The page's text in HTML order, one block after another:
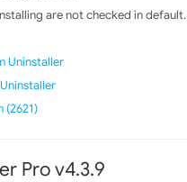
are not checked in default.
Uninstaller
(2621)
Pro v4.3.9